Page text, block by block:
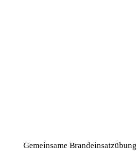
Gemeinsame Brandeinsatzübung